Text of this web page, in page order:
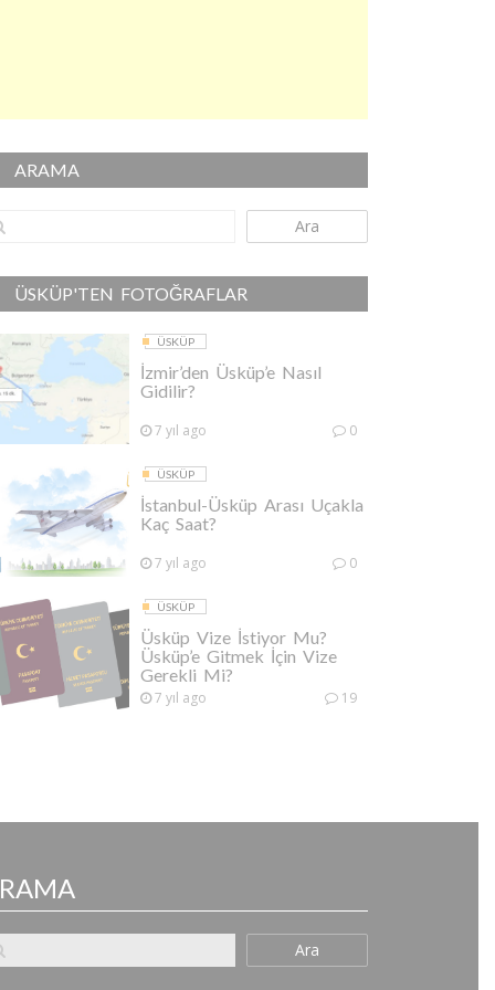
ARAMA
Ara
ÜSKÜP'TEN FOTOĞRAFLAR
ÜSKÜP
İzmir’den Üsküp’e Nasıl
Gidilir?
7 yıl ago 0
ÜSKÜP
İstanbul-Üsküp Arası Uçakla
Kaç Saat?
7 yıl ago 0
ÜSKÜP
Üsküp Vize İstiyor Mu?
Üsküp’e Gitmek İçin Vize
Gerekli Mi?
7 yıl ago 19
Ara